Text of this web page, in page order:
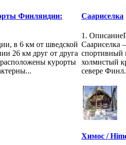
Финляндии:
в 6 км от шведской
26 км друг от друга
курорты
Саариселка
1.
Саариселка
холмистый
севере
Химос /